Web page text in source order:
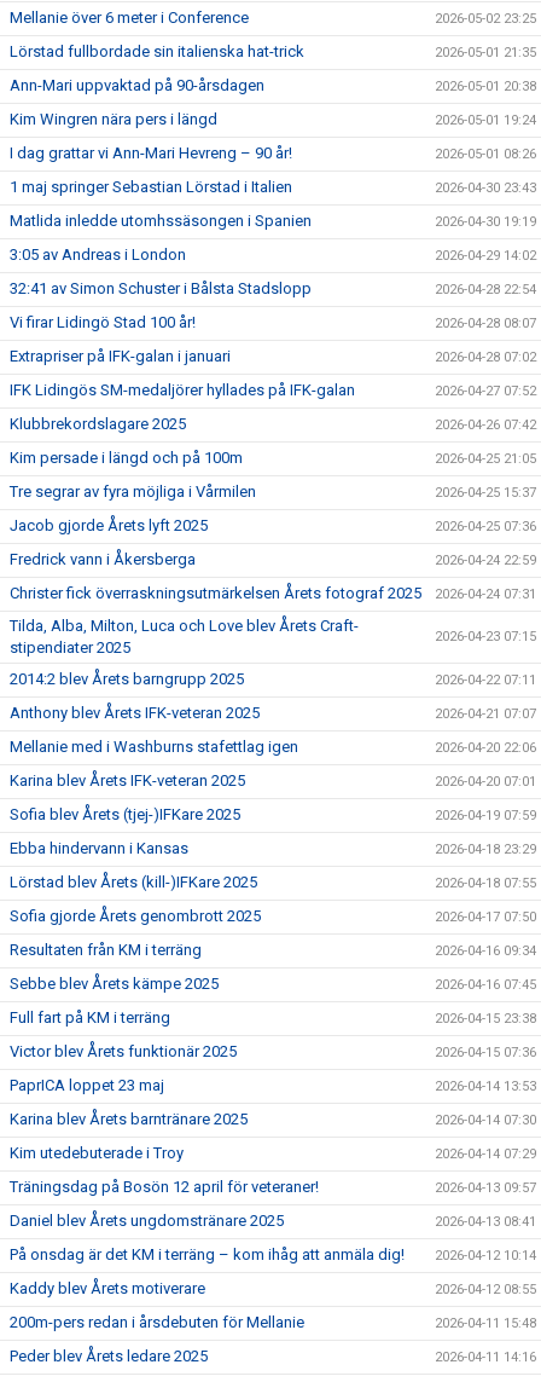
Mellanie över 6 meter i Conference 2026-05-02 23:25
Lörstad fullbordade sin italienska hat-trick 2026-05-01 21:35
Ann-Mari uppvaktad på 90-årsdagen 2026-05-01 20:38
Kim Wingren nära pers i längd 2026-05-01 19:24
I dag grattar vi Ann-Mari Hevreng – 90 år! 2026-05-01 08:26
1 maj springer Sebastian Lörstad i Italien 2026-04-30 23:43
Matlida inledde utomhssäsongen i Spanien 2026-04-30 19:19
3:05 av Andreas i London 2026-04-29 14:02
32:41 av Simon Schuster i Bålsta Stadslopp 2026-04-28 22:54
Vi firar Lidingö Stad 100 år! 2026-04-28 08:07
Extrapriser på IFK-galan i januari 2026-04-28 07:02
IFK Lidingös SM-medaljörer hyllades på IFK-galan 2026-04-27 07:52
Klubbrekordslagare 2025 2026-04-26 07:42
Kim persade i längd och på 100m 2026-04-25 21:05
Tre segrar av fyra möjliga i Vårmilen 2026-04-25 15:37
Jacob gjorde Årets lyft 2025 2026-04-25 07:36
Fredrick vann i Åkersberga 2026-04-24 22:59
Christer fick överraskningsutmärkelsen Årets fotograf 2025 2026-04-24 07:31
Tilda, Alba, Milton, Luca och Love blev Årets Craft-
stipendiater 2025
2026-04-23 07:15
2014:2 blev Årets barngrupp 2025 2026-04-22 07:11
Anthony blev Årets IFK-veteran 2025 2026-04-21 07:07
Mellanie med i Washburns stafettlag igen 2026-04-20 22:06
Karina blev Årets IFK-veteran 2025 2026-04-20 07:01
Sofia blev Årets (tjej-)IFKare 2025 2026-04-19 07:59
Ebba hindervann i Kansas 2026-04-18 23:29
Lörstad blev Årets (kill-)IFKare 2025 2026-04-18 07:55
Sofia gjorde Årets genombrott 2025 2026-04-17 07:50
Resultaten från KM i terräng 2026-04-16 09:34
Sebbe blev Årets kämpe 2025 2026-04-16 07:45
Full fart på KM i terräng 2026-04-15 23:38
Victor blev Årets funktionär 2025 2026-04-15 07:36
PaprICA loppet 23 maj 2026-04-14 13:53
Karina blev Årets barntränare 2025 2026-04-14 07:30
Kim utedebuterade i Troy 2026-04-14 07:29
Träningsdag på Bosön 12 april för veteraner! 2026-04-13 09:57
Daniel blev Årets ungdomstränare 2025 2026-04-13 08:41
På onsdag är det KM i terräng – kom ihåg att anmäla dig! 2026-04-12 10:14
Kaddy blev Årets motiverare 2026-04-12 08:55
200m-pers redan i årsdebuten för Mellanie 2026-04-11 15:48
Peder blev Årets ledare 2025 2026-04-11 14:16